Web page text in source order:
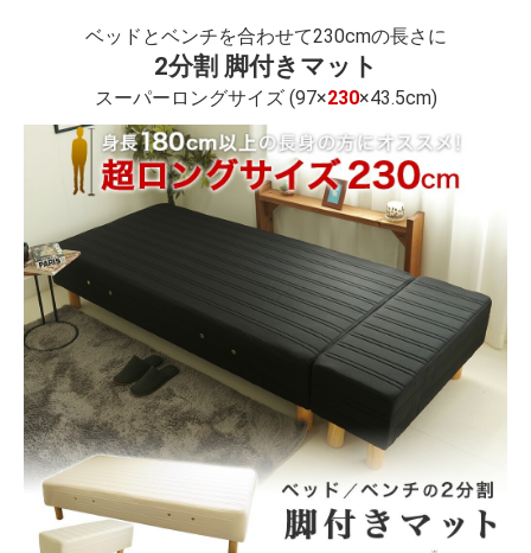
ベッドとベンチを合わせて230cmの長さに
2分割 脚付きマット
スーパーロングサイズ (97×230×43.5cm)